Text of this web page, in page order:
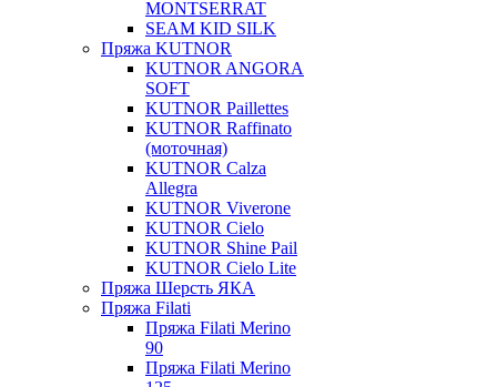
MONTSERRAT
SEAM KID SILK
Пряжа KUTNOR
KUTNOR ANGORA
SOFT
KUTNOR Paillettes
KUTNOR Raffinato
(моточная)
KUTNOR Calza
Allegra
KUTNOR Viverone
KUTNOR Cielo
KUTNOR Shine Pail
KUTNOR Cielo Lite
Пряжа Шерсть ЯКА
Пряжа Filati
Пряжа Filati Merino
90
Пряжа Filati Merino